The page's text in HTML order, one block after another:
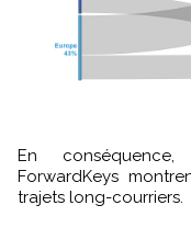
En conséquence, les données transmises par
ForwardKeys
trajets long-courriers.